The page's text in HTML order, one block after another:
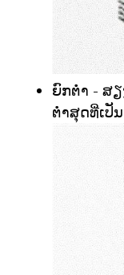
ຍົກຕ່ໍາ - ສ
ຕ່ໍາສຸດທີ່ເປັ